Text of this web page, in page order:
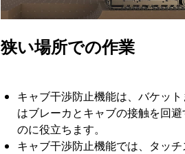
狭い場所での作業
キャブ干渉防止機能は、バケット
はブレーカとキャブの接触を回避
のに役立ちます。
キャブ干渉防止機能では、タッチ